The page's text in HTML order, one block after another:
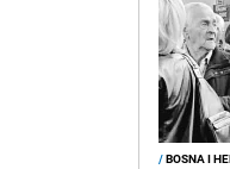
/BOSNA I